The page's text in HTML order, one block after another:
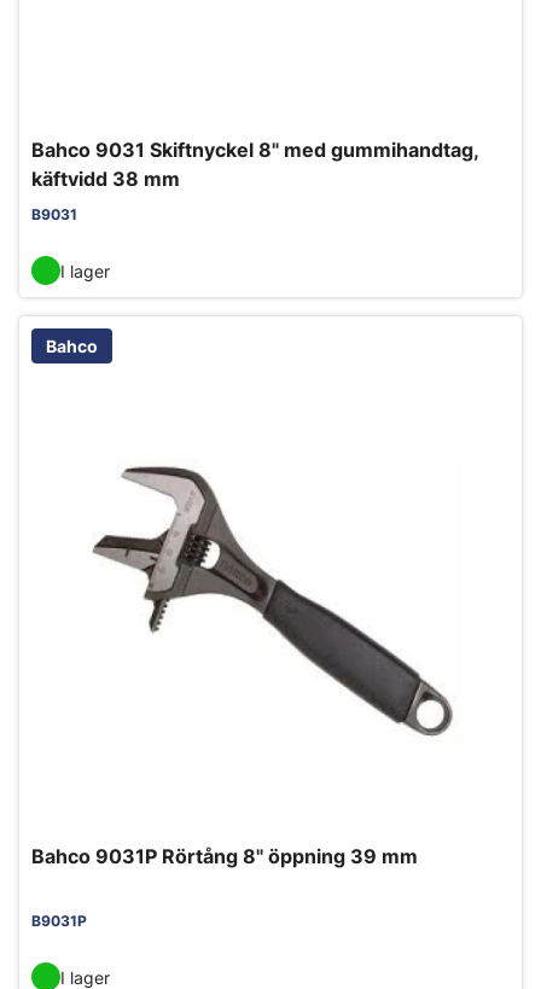
Bahco 9031 Skiftnyckel 8" med gummihandtag,
käftvidd 38 mm
B9031
I lager
Bahco
Bahco 9031P Rörtång 8" öppning 39 mm
B9031P
I lager